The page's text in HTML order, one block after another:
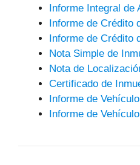
Informe Integral de
Informe de Crédito
Informe de Crédito
Nota Simple de
Nota de
Certificado de
Informe de
Informe de